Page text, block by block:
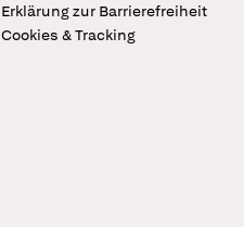
Erklärung zur Barrierefreiheit
Cookies & Tracking